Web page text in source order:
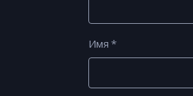
Имя*